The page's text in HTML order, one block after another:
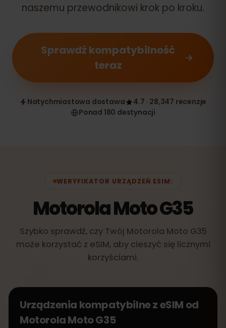
naszemu przewodnikowi krok po kroku.
Sprawdź kompatybilność
teraz
Natychmiastowa dostawa
4.7 · 28,347 recenzje
Ponad 180 destynacji
WERYFIKATOR URZĄDZEŃ ESIM:
Motorola Moto G35
Szybko sprawdź, czy Twój Motorola Moto G35
może korzystać z eSIM, aby cieszyć się licznymi
korzyściami.
Urządzenia kompatybilne z eSIM od
Motorola Moto G35